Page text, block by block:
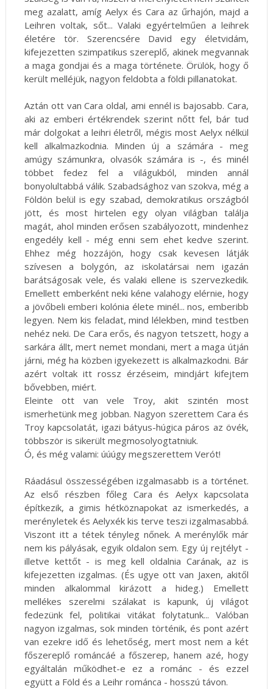
meg azalatt, amíg Aelyx és Cara az űrhajón, majd a
Leihren voltak, sőt... Valaki egyértelműen a leihrek
életére tör. Szerencsére David egy életvidám,
kifejezetten szimpatikus szereplő, akinek megvannak
a maga gondjai és a maga története. Örülök, hogy ő
került melléjük, nagyon feldobta a földi pillanatokat.
Aztán ott van Cara oldal, ami ennél is bajosabb. Cara,
aki az emberi értékrendek szerint nőtt fel, bár tud
már dolgokat a leihri életről, mégis most Aelyx nélkül
kell alkalmazkodnia. Minden új a számára - meg
amúgy számunkra, olvasók számára is -, és minél
többet fedez fel a világukból, minden annál
bonyolultabbá válik. Szabadsághoz van szokva, még a
Földön belül is egy szabad, demokratikus országból
jött, és most hirtelen egy olyan világban találja
magát, ahol minden erősen szabályozott, mindenhez
engedély kell - még enni sem ehet kedve szerint.
Ehhez még hozzájön, hogy csak kevesen látják
szívesen a bolygón, az iskolatársai nem igazán
barátságosak vele, és valaki ellene is szervezkedik.
Emellett emberként neki kéne valahogy elérnie, hogy
a jövőbeli emberi kolónia élete minél... nos, emberibb
legyen. Nem kis feladat, mind lélekben, mind testben
nehéz neki. De Cara erős, és nagyon tetszett, hogy a
sarkára állt, mert nemet mondani, mert a maga útján
járni, még ha közben igyekezett is alkalmazkodni. Bár
azért voltak itt rossz érzéseim, mindjárt kifejtem
bővebben, miért.
Eleinte ott van vele Troy, akit szintén most
ismerhetünk meg jobban. Nagyon szerettem Cara és
Troy kapcsolatát, igazi bátyus-húgica páros az övék,
többször is sikerült megmosolyogtatniuk.
Ó, és még valami: úúúgy megszerettem Verót!
Ráadásul összességében izgalmasabb is a történet.
Az első részben főleg Cara és Aelyx kapcsolata
építkezik, a gimis hétköznapokat az ismerkedés, a
merényletek és Aelyxék kis terve teszi izgalmasabbá.
Viszont itt a tétek tényleg nőnek. A merénylők már
nem kis pályásak, egyik oldalon sem. Egy új rejtélyt -
illetve kettőt - is meg kell oldalnia Carának, az is
kifejezetten izgalmas. (És ugye ott van Jaxen, akitől
minden alkalommal kirázott a hideg.) Emellett
mellékes szerelmi szálakat is kapunk, új világot
fedezünk fel, politikai vitákat folytatunk... Valóban
nagyon izgalmas, sok minden történik, és pont azért
van ezekre idő és lehetőség, mert most nem a két
főszereplő románcáé a főszerep, hanem azé, hogy
egyáltalán működhet-e ez a románc - és ezzel
együtt a Föld és a Leihr románca - hosszú távon.